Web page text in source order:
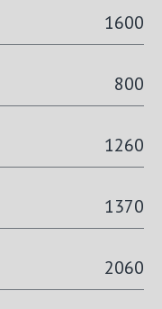
1600
800
1260
1370
2060